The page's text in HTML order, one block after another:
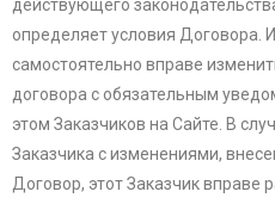
действующего
определяет условия Договора.
самостоятельно вправе
договора с обязательным
этом Заказчиков на Сайте. В
Заказчика с изменениями,
Договор, этот Заказчик вправе